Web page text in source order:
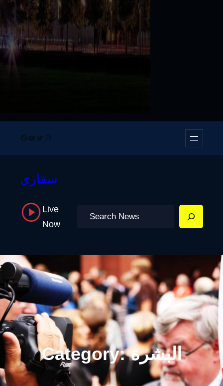
Facebook
YouTube
TwitterInstagram
سفاري
Live
Now
Search
Category:البشرة